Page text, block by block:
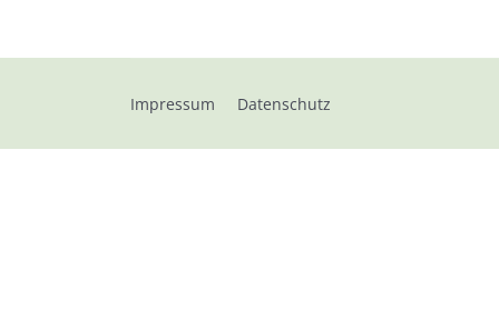
Impressum Datenschutz